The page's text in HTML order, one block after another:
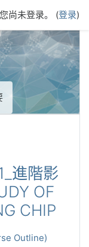
您尚未登录。 (登录)
進階影
OF
CHIP
Outline)